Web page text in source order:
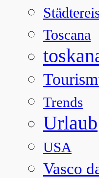
Toscana
Trends
Urlaub
USA
Vasco